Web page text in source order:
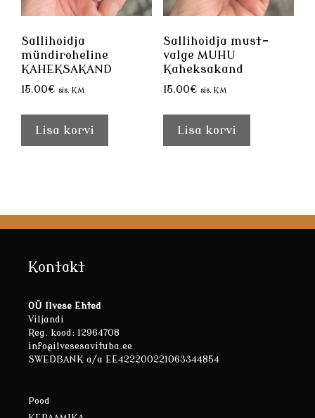
Sallihoidja
mündiroheline
KAHEKSAKAND
15.00€ sis. KM
Lisa korvi
Sallihoidja must-
valge MUHU
Kaheksakand
15.00€ sis. KM
Lisa korvi
Kontakt
OÜ Ilvese Ehted
Viljandi
Reg. kood: 12964708
info@ilvesesavituba.ee
SWEDBANK a/a EE422200221063344854
Pood